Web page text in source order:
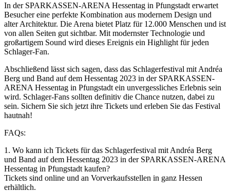
In der SPARKASSEN-ARENA Hessentag in Pfungstadt erwartet
Besucher eine perfekte Kombination aus modernem Design und
alter Architektur. Die Arena bietet Platz für 12.000 Menschen und ist
von allen Seiten gut sichtbar. Mit modernster Technologie und
großartigem Sound wird dieses Ereignis ein Highlight für jeden
Schlager-Fan.
Abschließend lässt sich sagen, dass das Schlagerfestival mit Andréa
Berg und Band auf dem Hessentag 2023 in der SPARKASSEN-
ARENA Hessentag in Pfungstadt ein unvergessliches Erlebnis sein
wird. Schlager-Fans sollten definitiv die Chance nutzen, dabei zu
sein. Sichern Sie sich jetzt ihre Tickets und erleben Sie das Festival
hautnah!
FAQs:
1. Wo kann ich Tickets für das Schlagerfestival mit Andréa Berg
und Band auf dem Hessentag 2023 in der SPARKASSEN-ARENA
Hessentag in Pfungstadt kaufen?
Tickets sind online und an Vorverkaufsstellen in ganz Hessen
erhältlich.